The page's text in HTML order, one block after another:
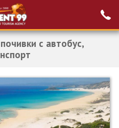
Проверка на
с автобус,